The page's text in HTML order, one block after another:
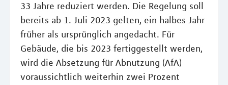
33 Jahre reduziert werden. Die Regelung soll
bereits ab 1. Juli 2023 gelten, ein halbes Jahr
früher als ursprünglich angedacht. Für
Gebäude, die bis 2023 fertiggestellt werden,
wird die Absetzung für Abnutzung (AfA)
voraussichtlich weiterhin zwei Prozent